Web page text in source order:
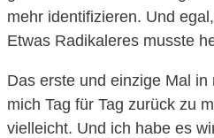
mehr identifizieren. Und
Etwas Radikaleres musste
Das erste und einzige Mal
mich Tag für Tag zurück zu
vielleicht. Und ich habe es